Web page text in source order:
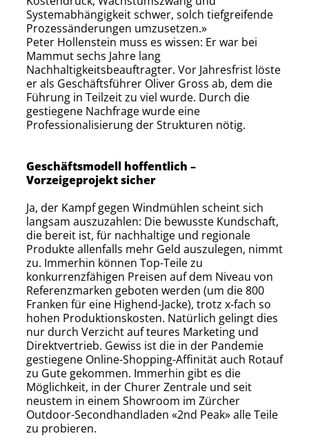
Systemabhängigkeit schwer, solch tief­greifende
Prozessänderungen umzusetzen.»
Peter Hollenstein muss es wissen: Er war bei
Mammut sechs Jahre lang
Nachhaltigkeitsbeauftragter. Vor Jahresfrist löste
er als Geschäftsführer Oliver Gross ab, dem die
Führung in Teilzeit zu viel wurde. Durch die
gestiegene Nachfrage wurde eine
Professionalisierung der Strukturen nötig.
Geschäftsmodell hoffentlich –
Vorzeigeprojekt sicher
Ja, der Kampf gegen Windmühlen scheint sich
langsam auszuzahlen: Die bewusste Kundschaft,
die bereit ist, für nachhaltige und regionale
Produkte allenfalls mehr Geld auszulegen, nimmt
zu. Immerhin können Top-Teile zu
konkurrenzfähigen Preisen auf dem Niveau von
Referenzmarken geboten werden (um die 800
Franken für eine Highend-Jacke), trotz x-fach so
hohen Produktions­kosten. Natürlich gelingt dies
nur durch Verzicht auf teures Marketing und
Direktvertrieb. Gewiss ist die in der Pandemie
gestiegene Online-Shopping-Affinität auch Rotauf
zu Gute gekommen. Immerhin gibt es die
Möglichkeit, in der Churer Zentrale und seit
neustem in einem Showroom im Zürcher
Outdoor-Secondhandladen «2nd Peak» alle Teile
zu probieren.